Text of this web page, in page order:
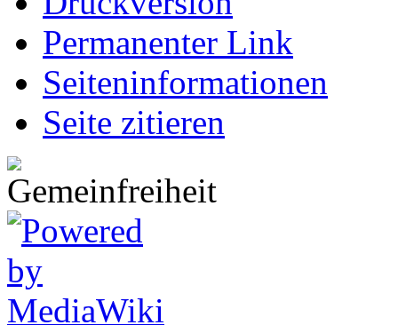
Permanenter Link
Seiten­informationen
Seite zitieren